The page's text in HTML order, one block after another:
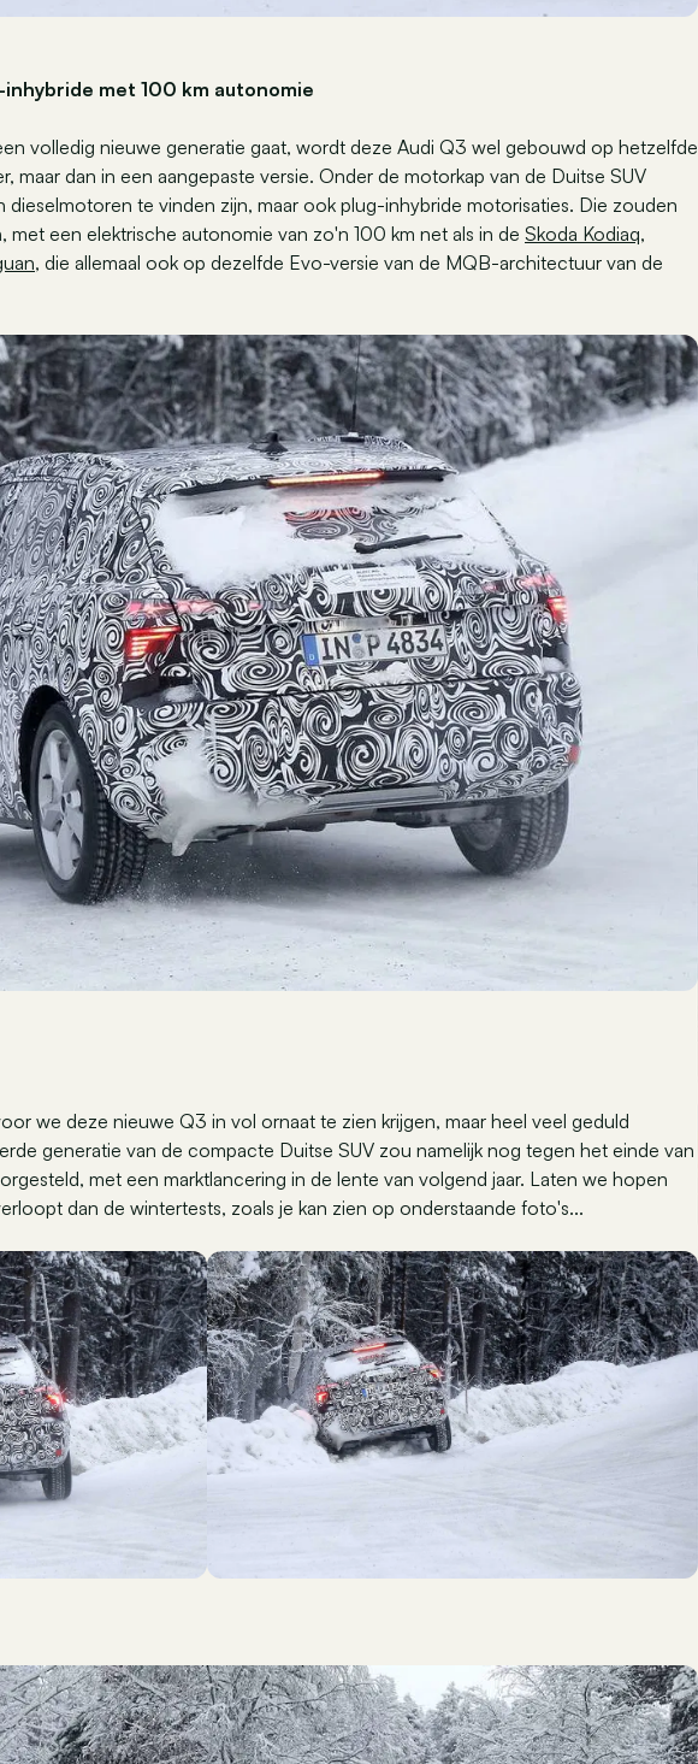
met 100 km autonomie
volledig nieuwe generatie gaat, wordt deze Audi Q3 wel gebouwd op hetzelfde
maar dan in een aangepaste versie. Onder de motorkap van de Duitse SUV
dieselmotoren te vinden zijn, maar ook plug-inhybride motorisaties. Die zouden
met een elektrische autonomie van zo'n 100 km net als in de Skoda Kodiaq,
, die allemaal ook op dezelfde Evo-versie van de MQB-architectuur van de
we deze nieuwe Q3 in vol ornaat te zien krijgen, maar heel veel geduld
generatie van de compacte Duitse SUV zou namelijk nog tegen het einde van
met een marktlancering in de lente van volgend jaar. Laten we hopen
dan de wintertests, zoals je kan zien op onderstaande foto's...